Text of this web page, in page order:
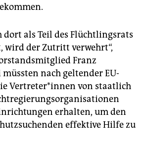
dort als Teil des Flüchtlingsrats
wird der Zutritt verwehrt“,
Franz
nach geltender EU-
Vertreter*innen von staatlich
erhalten, um den
effektive Hilfe zu